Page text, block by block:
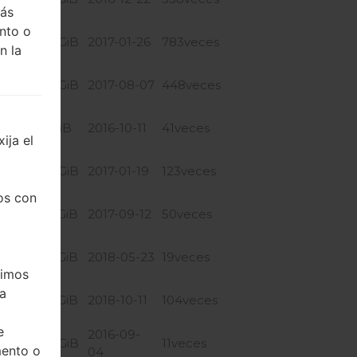
2.43 GiB 2017-01-26 783veces
2.46 GiB 2017-08-07 448veces
2.4 GiB 2016-10-11 41veces
2.28 GiB 2017-01-19 123veces
2.62 GiB 2017-09-12 50veces
2.55 GiB 2018-05-23 19veces
2.56 GiB 2018-10-11 104veces
2.39 GiB
2016-09-
04
11veces
o
la
el
con
o